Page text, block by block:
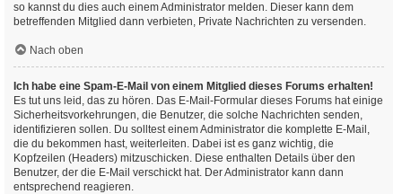
so kannst du dies auch einem Administrator melden. Dieser kann dem
betreffenden Mitglied dann verbieten, Private Nachrichten zu versenden.
Nach oben
Ich habe eine Spam-E-Mail von einem Mitglied dieses Forums erhalten!
Es tut uns leid, das zu hören. Das E-Mail-Formular dieses Forums hat einige
Sicherheitsvorkehrungen, die Benutzer, die solche Nachrichten senden,
identifizieren sollen. Du solltest einem Administrator die komplette E-Mail,
die du bekommen hast, weiterleiten. Dabei ist es ganz wichtig, die
Kopfzeilen (Headers) mitzuschicken. Diese enthalten Details über den
Benutzer, der die E-Mail verschickt hat. Der Administrator kann dann
entsprechend reagieren.